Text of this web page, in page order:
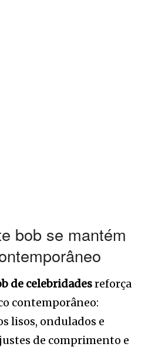
bob se mantém
de celebridadesreforça
contemporâneo:
lisos, ondulados e
de comprimento e